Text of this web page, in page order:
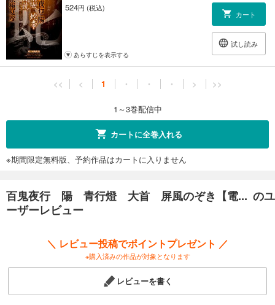
524円 (税込)
カート
試し読み
あらすじを表示する
<< < 1 ・ ・ ・ > >>
1～3巻配信中
カートに全巻入れる
※期間限定無料版、予約作品はカートに入りません
百鬼夜行 陽 青行燈 大首 屏風のぞき【電... のユ
ーザーレビュー
＼ レビュー投稿でポイントプレゼント ／
※購入済みの作品が対象となります
レビューを書く